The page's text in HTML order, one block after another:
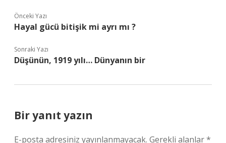
Önceki Yazı
Hayal gücü bitişik mi ayrı mı ?
Sonraki Yazı
Düşünün, 1919 yılı… Dünyanın bir
Bir yanıt yazın
E-posta adresiniz yayınlanmayacak. Gerekli alanlar*